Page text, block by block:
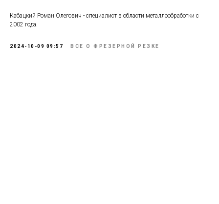
Кабацкий Роман Олегович - специалист в области металлообработки с
2002 года.
2024-10-09 09:57 ВСЕ О ФРЕЗЕРНОЙ РЕЗКЕ